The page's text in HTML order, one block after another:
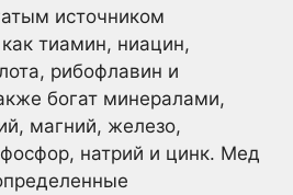
источником
тиамин, ниацин,
рибофлавин и
богат минералами,
магний, железо,
натрий и цинк. Мед